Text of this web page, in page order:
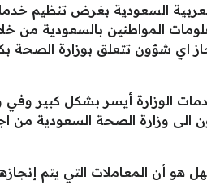
السعودية بغرض تنظيم
المواطنين بالسعودية من
اي شؤون تتعلق بوزارة الصحة
الوزارة أيسر بشكل كبير وفي
الى وزارة الصحة السعودية من
أن المعاملات التي يتم